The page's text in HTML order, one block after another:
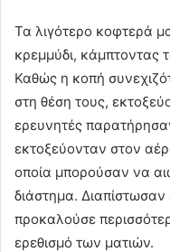
Τα λιγότερο κοφτερά
κρεμμύδι, κάμπτοντας
Καθώς η κοπή
στη θέση τους,
ερευνητές
εκτοξεύονταν στον
οποία μπορούσαν να
διάστημα. Διαπίστωσαν
προκαλούσε
ερεθισμό των ματιών.